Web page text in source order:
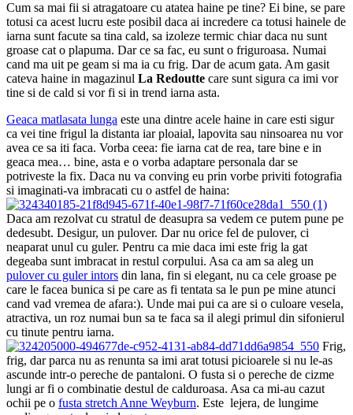
Cum sa mai fii si atragatoare cu atatea haine pe tine? Ei bine, se pare
totusi ca acest lucru este posibil daca ai incredere ca totusi hainele de
iarna sunt facute sa tina cald, sa izoleze termic chiar daca nu sunt
groase cat o plapuma. Dar ce sa fac, eu sunt o friguroasa. Numai
cand ma uit pe geam si ma ia cu frig. Dar de acum gata. Am gasit
cateva haine in magazinul La Redoutte care sunt sigura ca imi vor
tine si de cald si vor fi si in trend iarna asta.
Geaca matlasata lunga este una dintre acele haine in care esti sigur
ca vei tine frigul la distanta iar ploaial, lapovita sau ninsoarea nu vor
avea ce sa iti faca. Vorba ceea: fie iarna cat de rea, tare bine e in
geaca mea… bine, asta e o vorba adaptare personala dar se
potriveste la fix. Daca nu va conving eu prin vorbe priviti fotografia
si imaginati-va imbracati cu o astfel de haina:
Daca am rezolvat cu stratul de deasupra sa vedem ce putem pune pe
dedesubt. Desigur, un pulover. Dar nu orice fel de pulover, ci
neaparat unul cu guler. Pentru ca mie daca imi este frig la gat
degeaba sunt imbracat in restul corpului. Asa ca am sa aleg un
pulover cu guler intors din lana, fin si elegant, nu ca cele groase pe
care le facea bunica si pe care as fi tentata sa le pun pe mine atunci
cand vad vremea de afara:). Unde mai pui ca are si o culoare vesela,
atractiva, un roz numai bun sa te faca sa il alegi primul din sifonierul
cu tinute pentru iarna.
Frig,
frig, dar parca nu as renunta sa imi arat totusi picioarele si nu le-as
ascunde intr-o pereche de pantaloni. O fusta si o pereche de cizme
lungi ar fi o combinatie destul de calduroasa. Asa ca mi-au cazut
ochii pe o fusta stretch Anne Weyburn. Este lejera, de lungime